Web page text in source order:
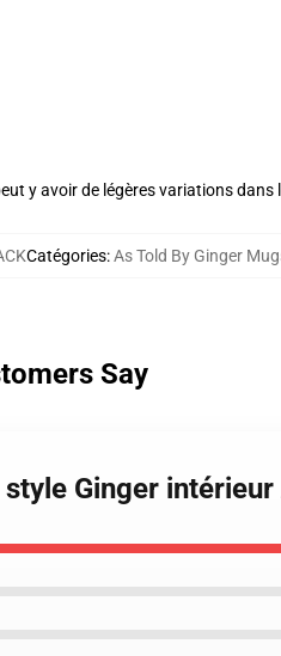
y avoir de légères variations dans
Catégories:As Told By Ginger
Say
Ginger